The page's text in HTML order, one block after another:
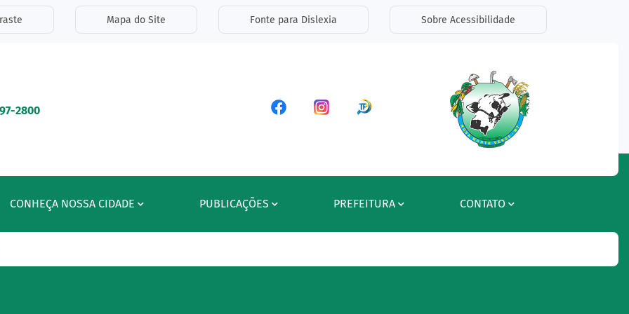
de acessibilidade
Mapa do Site Fonte para Dislexia Sobre Acessibilidade
2800 Acessar a Rede Social Facebook
Acessar a Rede Social Instagram
Acessar a Rede Social Radar
CONHEÇA NOSSA CIDADE PUBLICAÇÕES PREFEITURA CONTATO